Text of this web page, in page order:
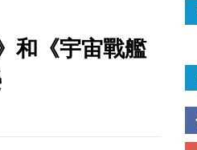
和《宇宙戰艦